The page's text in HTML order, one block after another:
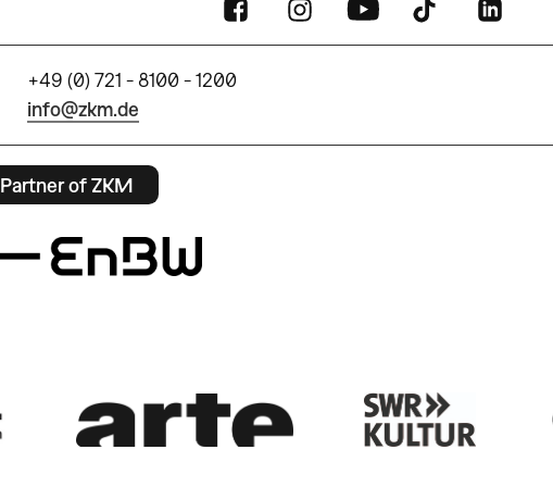
+49 (0) 721 - 8100 - 1200
info@zkm.de
Partner of ZKM